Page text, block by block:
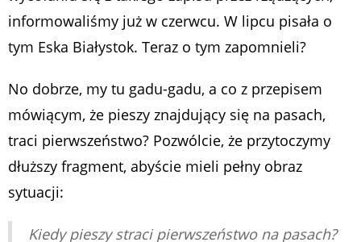
informowaliśmy już w czerwcu. W lipcu pisała o
tym Eska Białystok. Teraz o tym zapomnieli?
No dobrze, my tu gadu-gadu, a co z przepisem
mówiącym, że pieszy znajdujący się na pasach,
traci pierwszeństwo? Pozwólcie, że przytoczymy
dłuższy fragment, abyście mieli pełny obraz
sytuacji:
Kiedy pieszy straci pierwszeństwo na pasach?